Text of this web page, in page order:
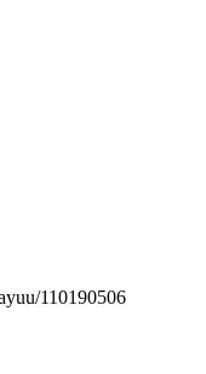
110190506